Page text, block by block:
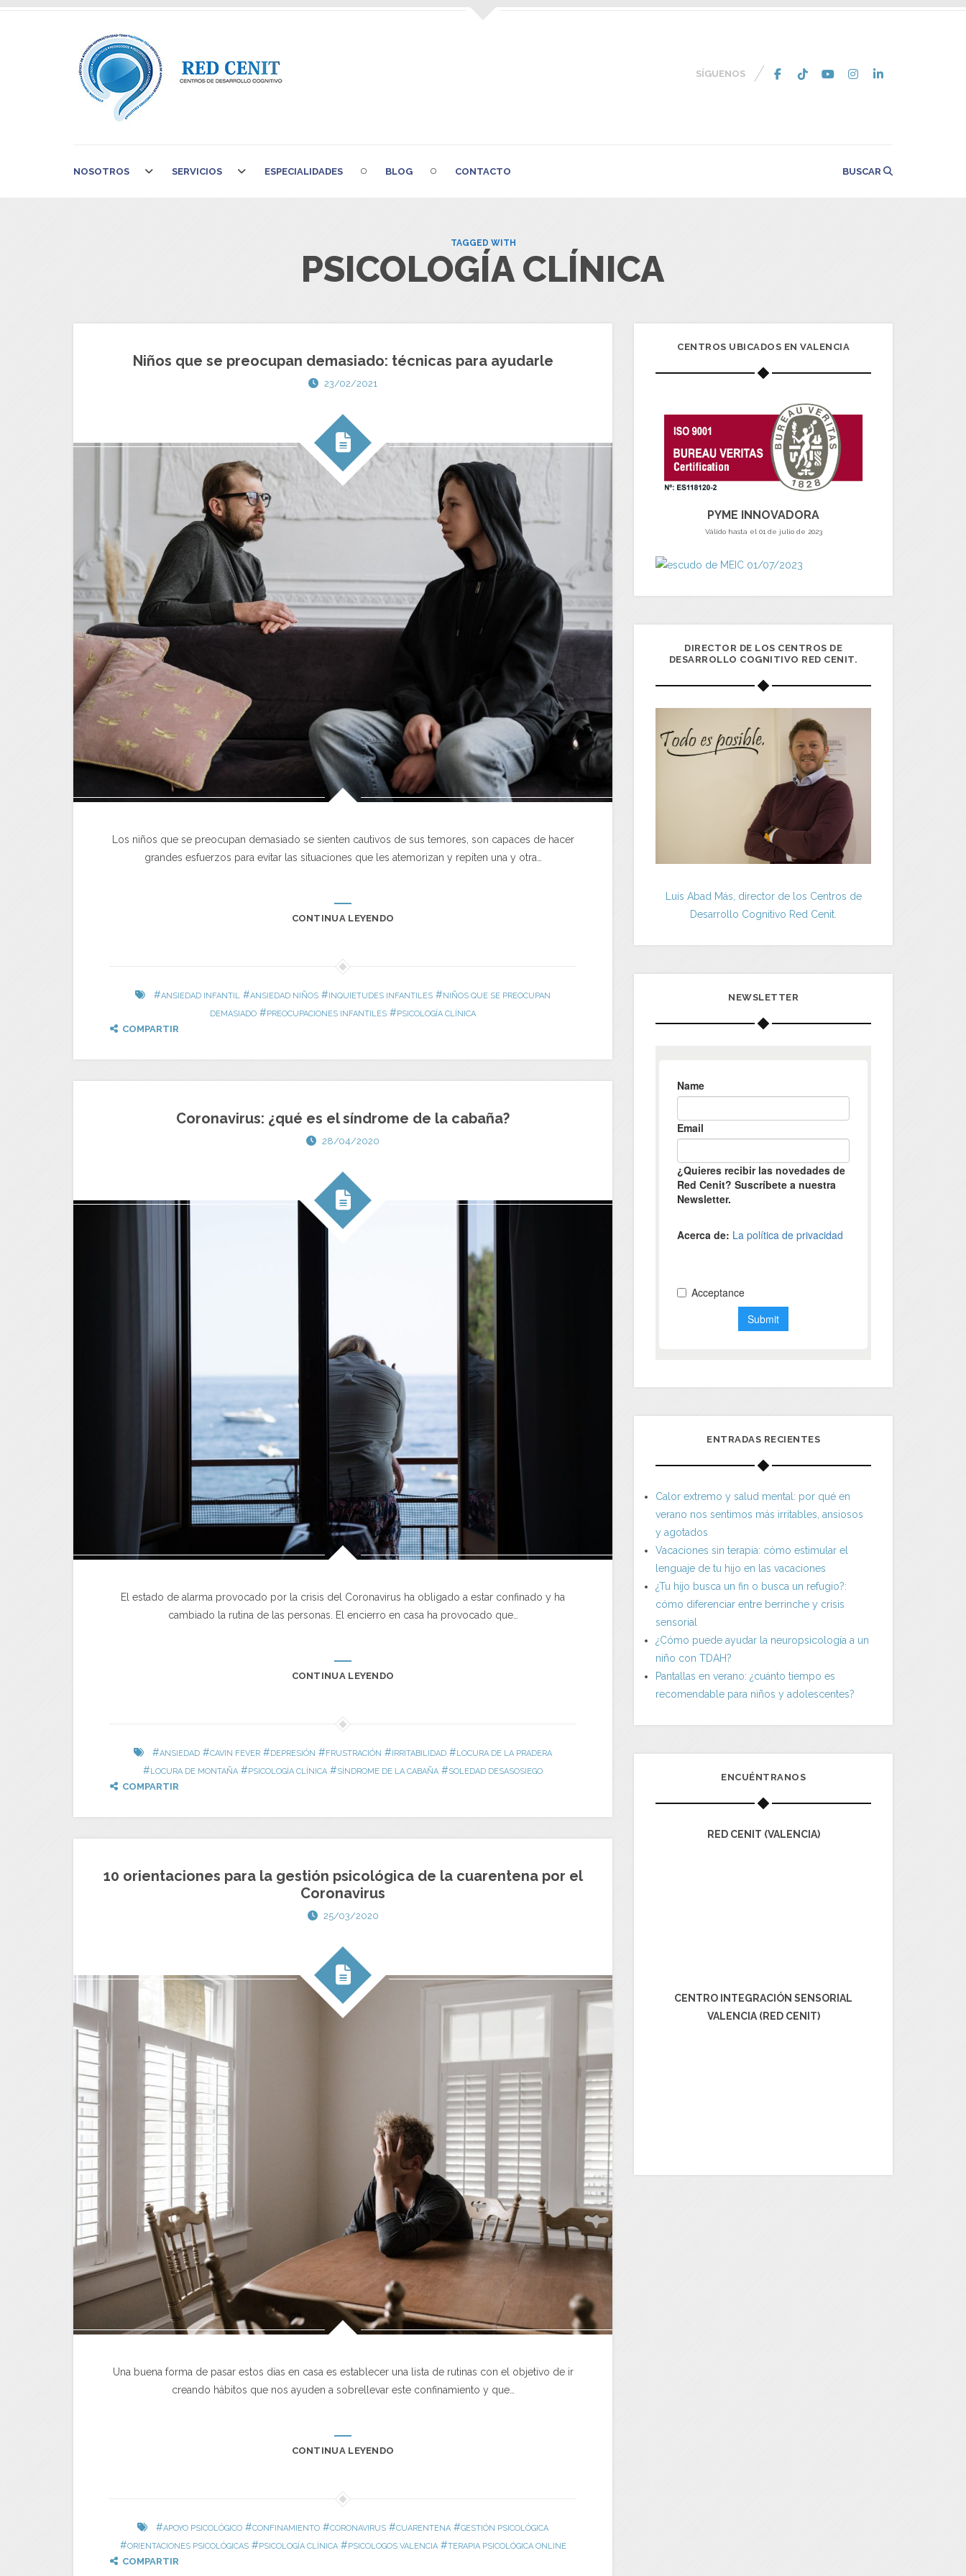
SÍGUENOS
NOSOTROS SERVICIOS ESPECIALIDADES BLOG CONTACTO BUSCAR
TAGGED WITH
PSICOLOGÍA CLÍNICA
Niños que se preocupan demasiado: técnicas para ayudarle
23/02/2021
Los niños que se preocupan demasiado se sienten cautivos de sus temores, son capaces de hacer
grandes esfuerzos para evitar las situaciones que les atemorizan y repiten una y otra…
CONTINUA LEYENDO
#ANSIEDAD INFANTIL #ANSIEDAD NIÑOS #INQUIETUDES INFANTILES #NIÑOS QUE SE PREOCUPAN
DEMASIADO #PREOCUPACIONES INFANTILES #PSICOLOGÍA CLÍNICA
COMPARTIR
Coronavirus: ¿qué es el síndrome de la cabaña?
28/04/2020
El estado de alarma provocado por la crisis del Coronavirus ha obligado a estar confinado y ha
cambiado la rutina de las personas. El encierro en casa ha provocado que…
CONTINUA LEYENDO
#ANSIEDAD #CAVIN FEVER #DEPRESIÓN #FRUSTRACIÓN #IRRITABILIDAD #LOCURA DE LA PRADERA
#LOCURA DE MONTAÑA #PSICOLOGÍA CLÍNICA #SÍNDROME DE LA CABAÑA #SOLEDAD DESASOSIEGO
COMPARTIR
10 orientaciones para la gestión psicológica de la cuarentena por el
Coronavirus
25/03/2020
Una buena forma de pasar estos días en casa es establecer una lista de rutinas con el objetivo de ir
creando hábitos que nos ayuden a sobrellevar este confinamiento y que…
CONTINUA LEYENDO
#APOYO PSICOLÓGICO #CONFINAMIENTO #CORONAVIRUS #CUARENTENA #GESTIÓN PSICOLÓGICA
#ORIENTACIONES PSICOLÓGICAS#PSICOLOGÍA CLÍNICA#PSICOLOGOS VALENCIA#TERAPIA PSICOLÓGICA ONLINE
COMPARTIR
CENTROS UBICADOS EN VALENCIA
PYME INNOVADORA
Válido hasta el 01 de julio de 2023
DIRECTOR DE LOS CENTROS DE
DESARROLLO COGNITIVO RED CENIT.
Luis Abad Más, director de los Centros de
Desarrollo Cognitivo Red Cenit.
NEWSLETTER
ENTRADAS RECIENTES
Calor extremo y salud mental: por qué en
verano nos sentimos más irritables, ansiosos
y agotados
Vacaciones sin terapia: cómo estimular el
lenguaje de tu hijo en las vacaciones
¿Tu hijo busca un fin o busca un refugio?:
cómo diferenciar entre berrinche y crisis
sensorial
¿Cómo puede ayudar la neuropsicología a un
niño con TDAH?
Pantallas en verano: ¿cuánto tiempo es
recomendable para niños y adolescentes?
ENCUÉNTRANOS
RED CENIT (VALENCIA)
CENTRO INTEGRACIÓN SENSORIAL
VALENCIA (RED CENIT)